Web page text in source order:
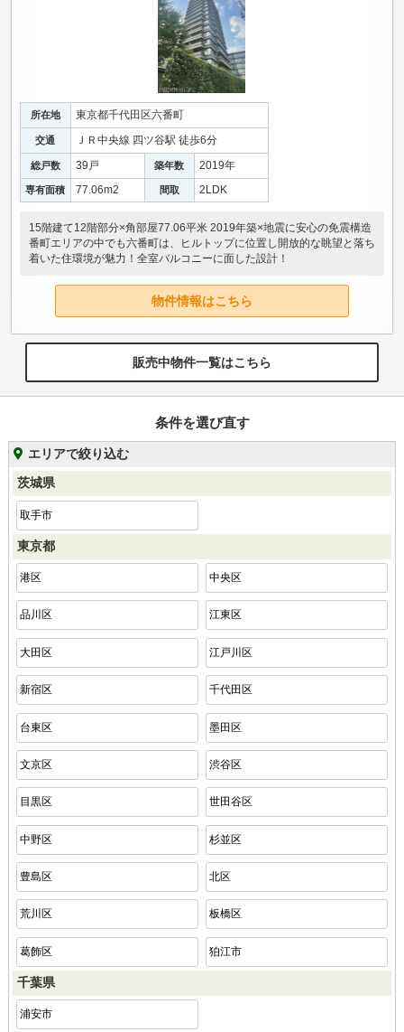
所在地 東京都千代田区六番町
交通 ＪＲ中央線 四ツ谷駅 徒歩6分
総戸数 39戸 築年数 2019年
専有面積 77.06m2 間取 2LDK
15階建て12階部分×角部屋77.06平米 2019年築×地震に安心の免震構造
番町エリアの中でも六番町は、ヒルトップに位置し開放的な眺望と落ち
着いた住環境が魅力！全室バルコニーに面した設計！
物件情報はこちら
販売中物件一覧はこちら
条件を選び直す
エリアで絞り込む
茨城県
取手市
東京都
港区 中央区
品川区 江東区
大田区 江戸川区
新宿区 千代田区
台東区 墨田区
文京区 渋谷区
目黒区 世田谷区
中野区 杉並区
豊島区 北区
荒川区 板橋区
葛飾区 狛江市
千葉県
浦安市